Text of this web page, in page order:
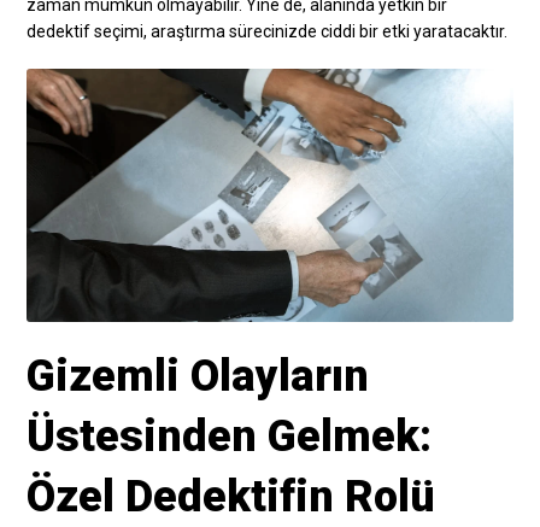
zaman mümkün olmayabilir. Yine de, alanında yetkin bir
dedektif seçimi, araştırma sürecinizde ciddi bir etki yaratacaktır.
Gizemli Olayların
Üstesinden Gelmek:
Özel Dedektifin Rolü